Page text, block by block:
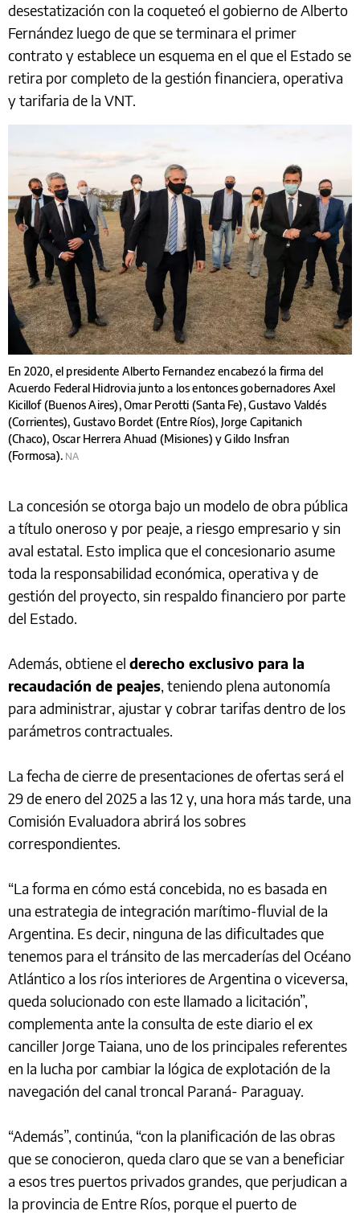
desestatización con la coqueteó el gobierno de Alberto
Fernández luego de que se terminara el primer
contrato y establece un esquema en el que el Estado se
retira por completo de la gestión financiera, operativa
y tarifaria de la VNT.
En 2020, el presidente Alberto Fernandez encabezó la firma del
Acuerdo Federal Hidrovia junto a los entonces gobernadores Axel
Kicillof (Buenos Aires), Omar Perotti (Santa Fe), Gustavo Valdés
(Corrientes), Gustavo Bordet (Entre Ríos), Jorge Capitanich
(Chaco), Oscar Herrera Ahuad (Misiones) y Gildo Insfran
(Formosa). NA
La concesión se otorga bajo un modelo de obra pública
a título oneroso y por peaje, a riesgo empresario y sin
aval estatal. Esto implica que el concesionario asume
toda la responsabilidad económica, operativa y de
gestión del proyecto, sin respaldo financiero por parte
del Estado.
Además, obtiene el derecho exclusivo para la
recaudación de peajes, teniendo plena autonomía
para administrar, ajustar y cobrar tarifas dentro de los
parámetros contractuales.
La fecha de cierre de presentaciones de ofertas será el
29 de enero del 2025 a las 12 y, una hora más tarde, una
Comisión Evaluadora abrirá los sobres
correspondientes.
“La forma en cómo está concebida, no es basada en
una estrategia de integración marítimo-fluvial de la
Argentina. Es decir, ninguna de las dificultades que
tenemos para el tránsito de las mercaderías del Océano
Atlántico a los ríos interiores de Argentina o viceversa,
queda solucionado con este llamado a licitación”,
complementa ante la consulta de este diario el ex
canciller Jorge Taiana, uno de los principales referentes
en la lucha por cambiar la lógica de explotación de la
navegación del canal troncal Paraná- Paraguay.
“Además”, continúa, “con la planificación de las obras
que se conocieron, queda claro que se van a beneficiar
a esos tres puertos privados grandes, que perjudican a
la provincia de Entre Ríos, porque el puerto de